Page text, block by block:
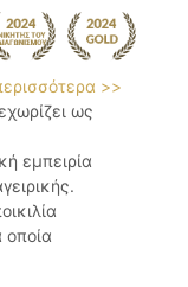
>>
ως
εμπειρία
οποία